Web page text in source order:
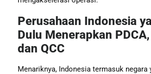
Perusahaan Indonesia
Dulu Menerapkan
dan QCC
Menariknya, Indonesia termasuk negara